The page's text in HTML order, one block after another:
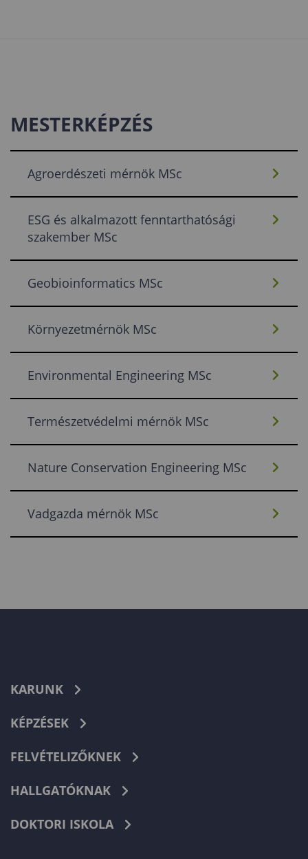
MESTERKÉPZÉS
Agroerdészeti mérnök MSc
ESG és alkalmazott fenntarthatósági
szakember MSc
Geobioinformatics MSc
Környezetmérnök MSc
Environmental Engineering MSc
Természetvédelmi mérnök MSc
Nature Conservation Engineering MSc
Vadgazda mérnök MSc
KARUNK
KÉPZÉSEK
FELVÉTELIZŐKNEK
HALLGATÓKNAK
DOKTORI ISKOLA